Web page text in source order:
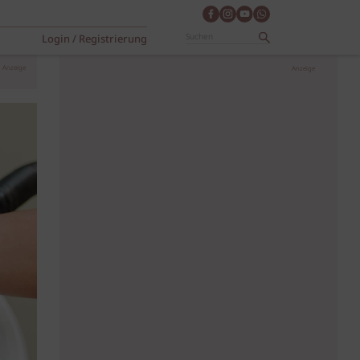
Login / Registrierung
Anzeige Anzeige